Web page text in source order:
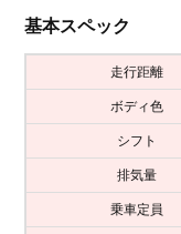
基本スペック
走行距離
ボディ色
シフト
排気量
乗車定員